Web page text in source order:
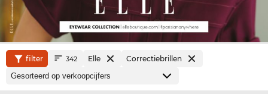
filter 342 Elle Correctiebrillen